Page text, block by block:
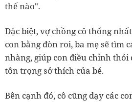
thế nào".
Đặc biệt, vợ chồng cô thống
con bằng đòn roi, ba mẹ sẽ tìm
nhàng, giúp con điều chỉnh thói
tôn trọng sở thích của bé.
Bên cạnh đó, cô cũng dạy các